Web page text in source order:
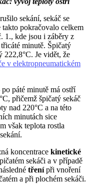
sekání, sekáč se
pokračovalo celkem
1., kde jsou i záběry z
minutě. Špičatý
222,8°C. Je vidět, že
v elektropneumatickém
páté minutě má ostří
přičemž špičatý sekáč
nad 220°C a na této
minutách sice
však teplota rostla
koncentrace kinetické
sekáči a v případě
třenípři vnoření
a při plochém sekáči.